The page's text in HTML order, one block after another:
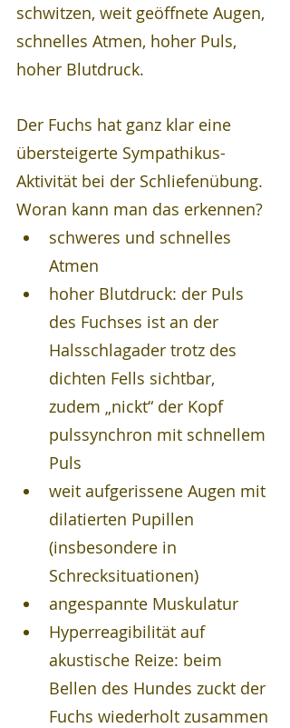
schwitzen, weit geöffnete Augen,
schnelles Atmen, hoher Puls,
hoher Blutdruck.
Der Fuchs hat ganz klar eine
übersteigerte Sympathikus-
Aktivität bei der Schliefenübung.
Woran kann man das erkennen?
schweres und schnelles
Atmen
hoher Blutdruck: der Puls
des Fuchses ist an der
Halsschlagader trotz des
dichten Fells sichtbar,
zudem „nickt“ der Kopf
pulssynchron mit schnellem
Puls
weit aufgerissene Augen mit
dilatierten Pupillen
(insbesondere in
Schrecksituationen)
angespannte Muskulatur
Hyperreagibilität auf
akustische Reize: beim
Bellen des Hundes zuckt der
Fuchs wiederholt zusammen